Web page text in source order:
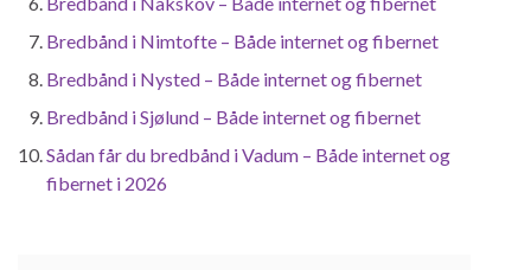
Bredbånd i Nimtofte – Både internet og fibernet
Bredbånd i Nysted – Både internet og fibernet
Bredbånd i Sjølund – Både internet og fibernet
Sådan får du bredbånd i Vadum – Både internet og
fibernet i 2026